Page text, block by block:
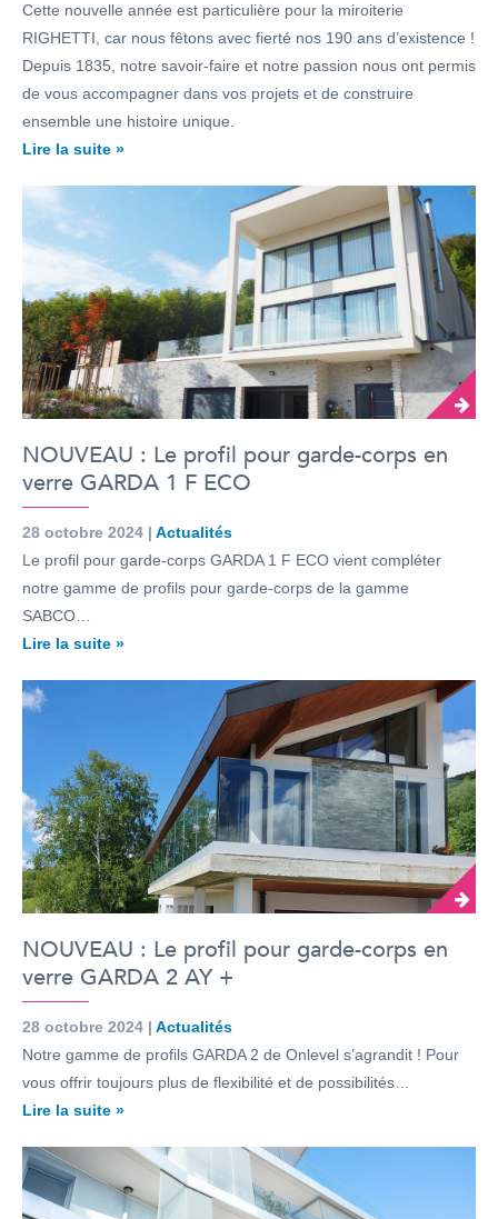
Cette nouvelle année est particulière pour la miroiterie
RIGHETTI, car nous fêtons avec fierté nos 190 ans d’existence !
Depuis 1835, notre savoir-faire et notre passion nous ont permis
de vous accompagner dans vos projets et de construire
ensemble une histoire unique.
Lire la suite »
NOUVEAU : Le profil pour garde-corps en
verre GARDA 1 F ECO
28 octobre 2024 | Actualités
Le profil pour garde-corps GARDA 1 F ECO vient compléter
notre gamme de profils pour garde-corps de la gamme
SABCO…
Lire la suite »
NOUVEAU : Le profil pour garde-corps en
verre GARDA 2 AY +
28 octobre 2024 | Actualités
Notre gamme de profils GARDA 2 de Onlevel s’agrandit ! Pour
vous offrir toujours plus de flexibilité et de possibilités…
Lire la suite »